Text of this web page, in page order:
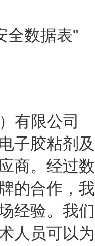
全数据表"
有限公司
子胶粘剂及
商。经过数
的合作，我
经验。我们
人员可以为